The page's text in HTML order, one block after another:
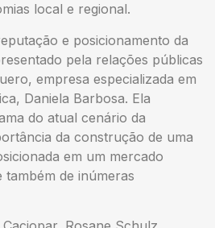
local e regional.
e posicionamento da
pela relações públicas
empresa especializada em
Daniela Barbosa. Ela
do atual cenário da
da construção de uma
em um mercado
também de inúmeras